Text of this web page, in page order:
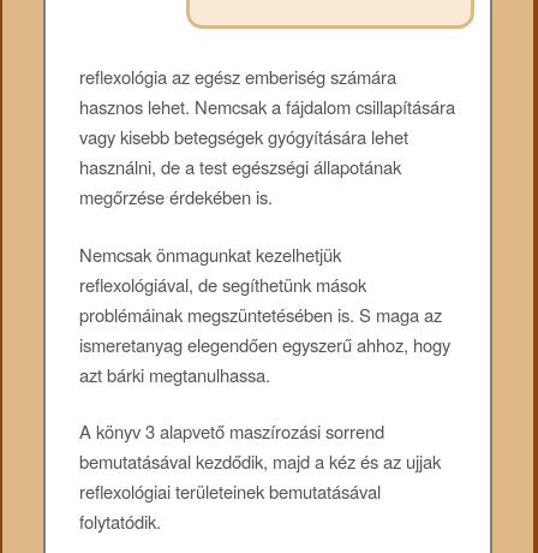
reflexológia az egész emberiség számára
hasznos lehet. Nemcsak a fájdalom csillapítására
vagy kisebb betegségek gyógyítására lehet
használni, de a test egészségi állapotának
megőrzése érdekében is.
Nemcsak önmagunkat kezelhetjük
reflexológiával, de segíthetünk mások
problémáinak megszüntetésében is. S maga az
ismeretanyag elegendően egyszerű ahhoz, hogy
azt bárki megtanulhassa.
A könyv 3 alapvető maszírozási sorrend
bemutatásával kezdődik, majd a kéz és az ujjak
reflexológiai területeinek bemutatásával
folytatódik.